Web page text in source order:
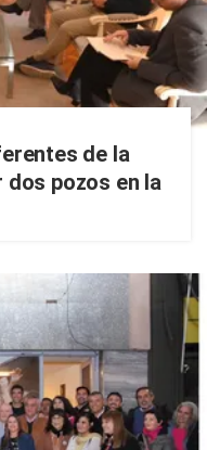
de la
pozos en la